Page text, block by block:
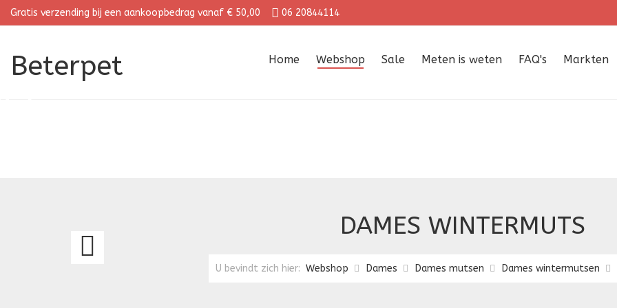
Gratis verzending bij een aankoopbedrag vanaf € 50,00 06 20844114
Beterpet Home Webshop Sale Meten is weten FAQ's Markten
DAMES WINTERMUTS
U bevindt zich hier: Webshop Dames Dames mutsen Dames wintermutsen
WINTERMUTS